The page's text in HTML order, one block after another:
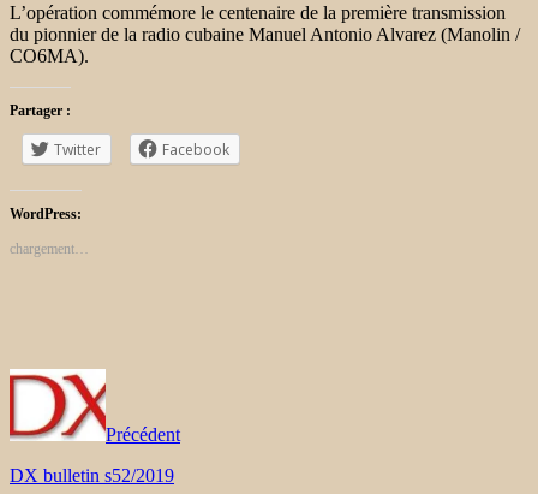
L’opération commémore le centenaire de la première transmission
du pionnier de la radio cubaine Manuel Antonio Alvarez (Manolin /
CO6MA).
Partager :
Twitter Facebook
WordPress:
chargement…
Précédent
DX bulletin s52/2019